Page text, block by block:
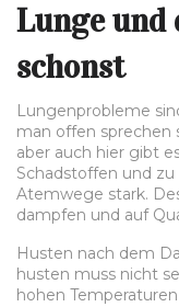
Lunge und
schonst
Lungenprobleme
man offen sprechen
aber auch hier gibt
Schadstoffen und
Atemwege stark.
dampfen und auf
Husten nach dem
husten muss nicht
hohen